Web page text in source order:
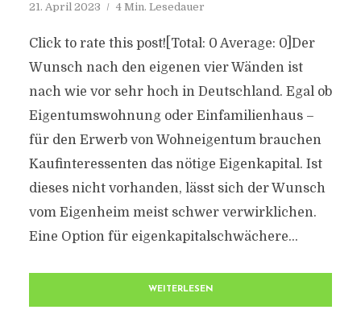
21. April 2023 4 Min. Lesedauer
Click to rate this post![Total: 0 Average: 0]Der
Wunsch nach den eigenen vier Wänden ist
nach wie vor sehr hoch in Deutschland. Egal ob
Eigentumswohnung oder Einfamilienhaus –
für den Erwerb von Wohneigentum brauchen
Kaufinteressenten das nötige Eigenkapital. Ist
dieses nicht vorhanden, lässt sich der Wunsch
vom Eigenheim meist schwer verwirklichen.
Eine Option für eigenkapitalschwächere...
WEITERLESEN